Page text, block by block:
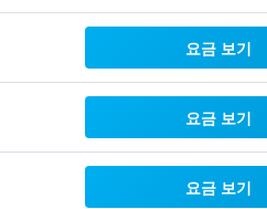
요금 보기
요금 보기
요금 보기